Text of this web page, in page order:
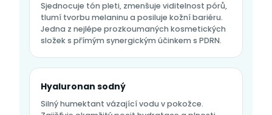
Sjednocuje tón pleti, zmenšuje viditelnost pórů,
tlumí tvorbu melaninu a posiluje kožní bariéru.
Jedna z nejlépe prozkoumaných kosmetických
složek s přímým synergickým účinkem s PDRN.
Hyaluronan sodný
Silný humektant vázající vodu v pokožce.